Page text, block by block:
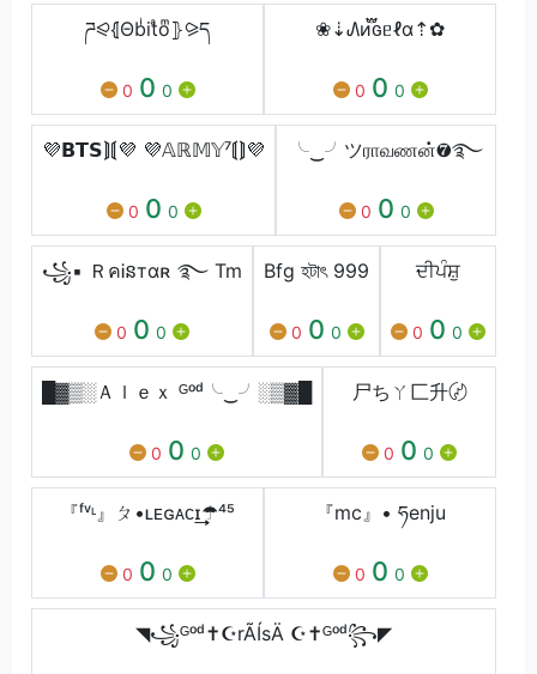
ཌ⪨⦃Θbͥitͣoͫ⦄⪩ད
0 0 0
❀⇣᠕и፝֟ԍᥱℓα⇡✿
0 0 0
💜𝗕𝗧𝗦⟭⟬💜 💜𝔸ℝ𝕄𝕐⁷⟬⟭💜
0 0 0
╰‿╯ツராவணன்❼࿐
0 0 0
꧁▪ ＲคᎥនтαʀ ࿐ Tm
0 0 0
Bfg হটাৎ 999
0 0 0
ਦੀਪੰਸ਼ੁ
0 0 0
█▓▒░Ａｌｅｘ ᴳᵒᵈ╰‿╯░▒▓█
0 0 0
尸ちㄚ匚升〄
0 0 0
『ᶠᵛᶫ』ㄆ•ʟᴇɢᴀᴄɪ͢͢͢☂⁴⁵
0 0 0
『mc』• ཧenju
0 0 0
◥꧁ᴳᵒᵈ✝☪rÃÍsÄ ☪✝ᴳᵒᵈ꧂◤